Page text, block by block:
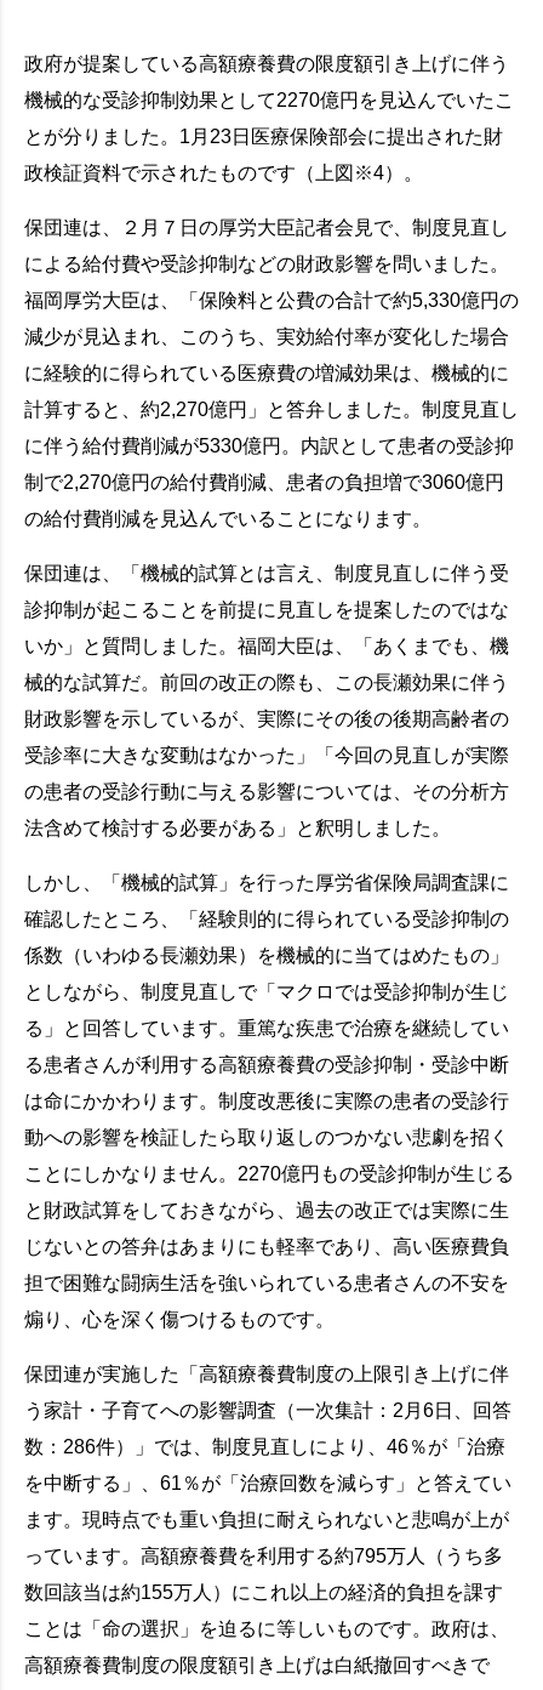
政府が提案している高額療養費の限度額引き上げに伴う
機械的な受診抑制効果として2270億円を見込んでいたこ
とが分りました。1月23日医療保険部会に提出された財
政検証資料で示されたものです（上図※4）。
保団連は、２月７日の厚労大臣記者会見で、制度見直し
による給付費や受診抑制などの財政影響を問いました。
福岡厚労大臣は、「保険料と公費の合計で約5,330億円の
減少が見込まれ、このうち、実効給付率が変化した場合
に経験的に得られている医療費の増減効果は、機械的に
計算すると、約2,270億円」と答弁しました。制度見直し
に伴う給付費削減が5330億円。内訳として患者の受診抑
制で2,270億円の給付費削減、患者の負担増で3060億円
の給付費削減を見込んでいることになります。
保団連は、「機械的試算とは言え、制度見直しに伴う受
診抑制が起こることを前提に見直しを提案したのではな
いか」と質問しました。福岡大臣は、「あくまでも、機
械的な試算だ。前回の改正の際も、この長瀬効果に伴う
財政影響を示しているが、実際にその後の後期高齢者の
受診率に大きな変動はなかった」「今回の見直しが実際
の患者の受診行動に与える影響については、その分析方
法含めて検討する必要がある」と釈明しました。
しかし、「機械的試算」を行った厚労省保険局調査課に
確認したところ、「経験則的に得られている受診抑制の
係数（いわゆる長瀬効果）を機械的に当てはめたもの」
としながら、制度見直しで「マクロでは受診抑制が生じ
る」と回答しています。重篤な疾患で治療を継続してい
る患者さんが利用する高額療養費の受診抑制・受診中断
は命にかかわります。制度改悪後に実際の患者の受診行
動への影響を検証したら取り返しのつかない悲劇を招く
ことにしかなりません。2270億円もの受診抑制が生じる
と財政試算をしておきながら、過去の改正では実際に生
じないとの答弁はあまりにも軽率であり、高い医療費負
担で困難な闘病生活を強いられている患者さんの不安を
煽り、心を深く傷つけるものです。
保団連が実施した「高額療養費制度の上限引き上げに伴
う家計・子育てへの影響調査（一次集計：2月6日、回答
数：286件）」では、制度見直しにより、46％が「治療
を中断する」、61％が「治療回数を減らす」と答えてい
ます。現時点でも重い負担に耐えられないと悲鳴が上が
っています。高額療養費を利用する約795万人（うち多
数回該当は約155万人）にこれ以上の経済的負担を課す
ことは「命の選択」を迫るに等しいものです。政府は、
高額療養費制度の限度額引き上げは白紙撤回すべきで